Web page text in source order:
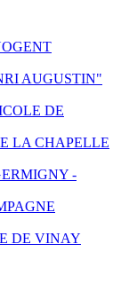
AUGUSTIN"
DE
LA CHAPELLE
-
DE VINAY